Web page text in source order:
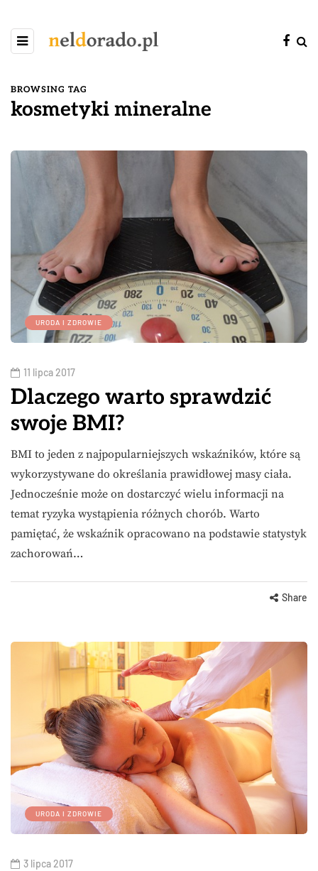
BROWSING TAG
kosmetyki mineralne
URODA I ZDROWIE
11 lipca 2017
Dlaczego warto sprawdzić
swoje BMI?
BMI to jeden z najpopularniejszych wskaźników, które są
wykorzystywane do określania prawidłowej masy ciała.
Jednocześnie może on dostarczyć wielu informacji na
temat ryzyka wystąpienia różnych chorób. Warto
pamiętać, że wskaźnik opracowano na podstawie statystyk
zachorowań…
Share
URODA I ZDROWIE
3 lipca 2017